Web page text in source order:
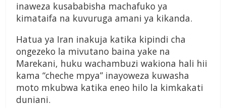
inaweza kusababisha machafuko ya
kimataifa na kuvuruga amani ya kikanda.
Hatua ya Iran inakuja katika kipindi cha
ongezeko la mivutano baina yake na
Marekani, huku wachambuzi wakiona hali hii
kama “cheche mpya” inayoweza kuwasha
moto mkubwa katika eneo hilo la kimkakati
duniani.